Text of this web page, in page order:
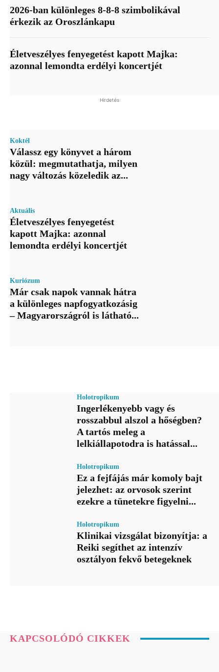
2026-ban különleges 8-8-8 szimbolikával
érkezik az Oroszlánkapu
Életveszélyes fenyegetést kapott Majka:
azonnal lemondta erdélyi koncertjét
Hirdetés
Koktél
Válassz egy könyvet a három
közül: megmutathatja, milyen
nagy változás közeledik az...
Aktuális
Életveszélyes fenyegetést
kapott Majka: azonnal
lemondta erdélyi koncertjét
Kuriózum
Már csak napok vannak hátra
a különleges napfogyatkozásig
– Magyarországról is látható...
Holotropikum
Ingerlékenyebb vagy és
rosszabbul alszol a hőségben?
A tartós meleg a
lelkiállapotodra is hatással...
Holotropikum
Ez a fejfájás már komoly bajt
jelezhet: az orvosok szerint
ezekre a tünetekre figyelni...
Holotropikum
Klinikai vizsgálat bizonyítja: a
Reiki segíthet az intenzív
osztályon fekvő betegeknek
KAPCSOLÓDÓ CIKKEK